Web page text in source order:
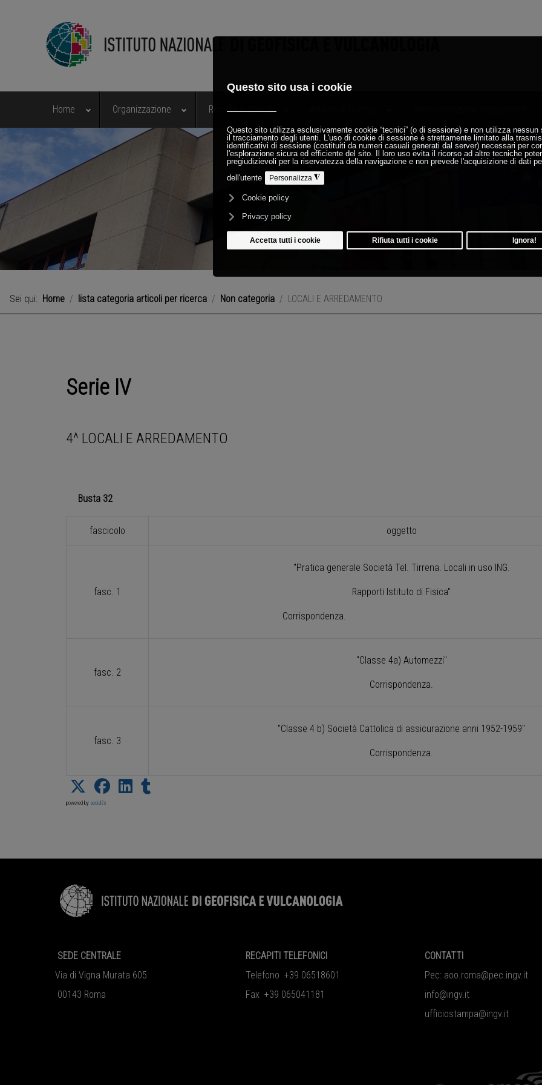
Home Organizzazione Risorse e servizi
Sei qui: Home lista categoria articoli per ricerca Non categoria LOCALI E ARREDAMENTO
Serie IV
4^ LOCALI E ARREDAMENTO
Busta 32
fascicolo oggetto
fasc. 1
"Pratica generale Società Tel. Tirrena. Locali in uso ING.
Rapporti Istituto di Fisica"
Corrispondenza.
fasc. 2
"Classe 4a) Automezzi"
Corrispondenza.
fasc. 3
"Classe 4 b) Società Cattolica di assicurazione anni 1952-1959"
Corrispondenza.
powered by social2s
SEDE CENTRALE
Via di Vigna Murata 605
00143 Roma
RECAPITI TELEFONICI
Telefono +39 06518601
Fax +39 065041181
CONTATTI
Pec: aoo.roma@pec.ingv.it
info@ingv.it
ufficiostampa@ingv.it